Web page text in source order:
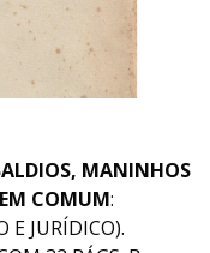
MANINHOS
COMUM:
E JURÍDICO).